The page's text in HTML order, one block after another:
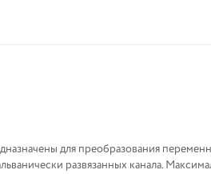
для преобразования
развязанных канала.